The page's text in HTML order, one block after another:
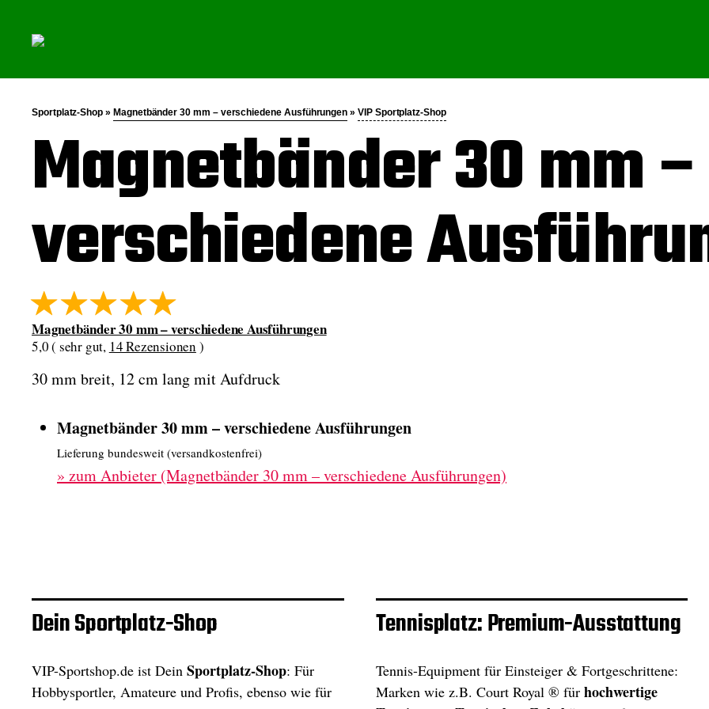
Sportplatz-Shop » Magnetbänder 30 mm – verschiedene Ausführungen » VIP Sportplatz-Shop
Magnetbänder 30 mm –
verschiedene
Magnetbänder 30 mm – verschiedene Ausführungen
5,0 ( sehr gut, 14 Rezensionen )
30 mm breit, 12 cm lang mit Aufdruck
Magnetbänder 30 mm – verschiedene Ausführungen
Lieferung bundesweit (versandkostenfrei)
» zum Anbieter (Magnetbänder 30 mm – verschiedene Ausführungen)
Dein Sportplatz-Shop
VIP-Sportshop.de ist Dein Sportplatz-Shop: Für
Hobbysportler, Amateure und Profis, ebenso wie für
Tennisplatz: Premium-Ausstattung
Tennis-Equipment für Einsteiger & Fortgeschrittene:
Marken wie z.B. Court Royal ® für hochwertige